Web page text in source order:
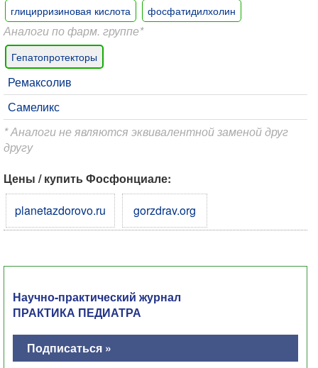
глицирризиновая кислота фосфатидилхолин
Аналоги по фарм. группе*
Гепатопротекторы
Ремаксолив
Самеликс
* Аналоги не являются эквивалентной заменой друг
другу
Цены / купить Фосфонциале:
planetazdorovo.ru
gorzdrav.org
Научно-практический журнал
ПРАКТИКА ПЕДИАТРА
Подписаться »